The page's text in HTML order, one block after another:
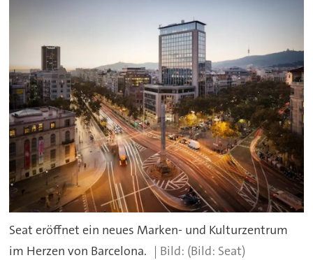
Seat eröffnet ein neues Marken- und Kulturzentrum
im Herzen von Barcelona.
(Bild: Seat)